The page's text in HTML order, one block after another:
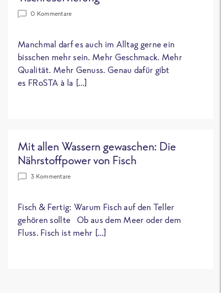
0 Kommentare
Manchmal darf es auch im Alltag gerne ein
bisschen mehr sein. Mehr Geschmack. Mehr
Qualität. Mehr Genuss. Genau dafür gibt
es FRoSTA à la […]
Mit allen Wassern gewaschen: Die
Nährstoffpower von Fisch
3 Kommentare
Fisch & Fertig: Warum Fisch auf den Teller
gehören sollte Ob aus dem Meer oder dem
Fluss. Fisch ist mehr […]